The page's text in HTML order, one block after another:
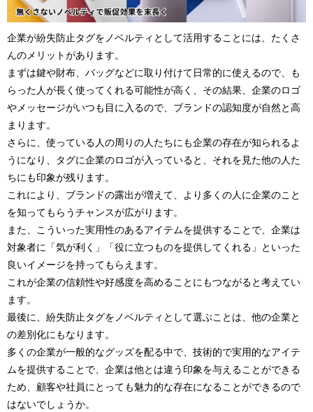
企業が紛失防止タグをノベルティとして活用することには、たくさ
んのメリットがあります。
まずは鍵や財布、バッグなどに取り付けて日常的に使えるので、も
らった人が長く使ってくれる可能性が高く、その結果、企業のロゴ
やメッセージがいつも目に入るので、ブランドの認知度が自然と高
まります。
さらに、使っている人の周りの人たちにも企業の存在が知られるよ
うになり、タグに企業のロゴが入っていると、それを見た他の人た
ちにも印象が残ります。
これにより、ブランドの露出が増えて、より多くの人に企業のこと
を知ってもらうチャンスが広がります。
また、こういった実用性のあるアイテムを提供することで、企業は
対象者に「気が利く」「役に立つものを提供してくれる」といった
良いイメージを持ってもらえます。
これが企業の信頼性や好感度を高めることにもつながると考えてい
ます。
最後に、紛失防止タグをノベルティとして選ぶことは、他の企業と
の差別化にもなります。
多くの企業が一般的なグッズを配る中で、技術的で実用的なアイテ
ムを提供することで、企業は他とは違う印象を与えることができる
ため、顧客や社員にとっても魅力的な存在になることができるので
はないでしょうか。